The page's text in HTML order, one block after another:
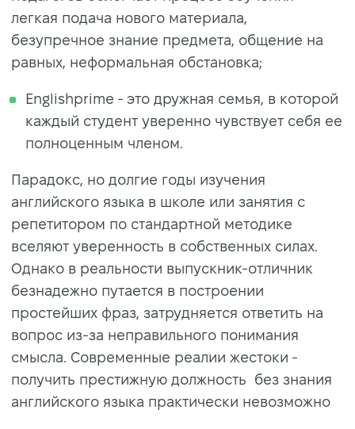
легкая подача нового материала,
безупречное знание предмета, общение на
равных, неформальная обстановка;
Englishprime - это дружная семья, в которой
каждый студент уверенно чувствует себя ее
полноценным членом.
Парадокс, но долгие годы изучения
английского языка в школе или занятия с
репетитором по стандартной методике
вселяют уверенность в собственных силах.
Однако в реальности выпускник-отличник
безнадежно путается в построении
простейших фраз, затрудняется ответить на
вопрос из-за неправильного понимания
смысла. Современные реалии жестоки -
получить престижную должность без знания
английского языка практически невозможно